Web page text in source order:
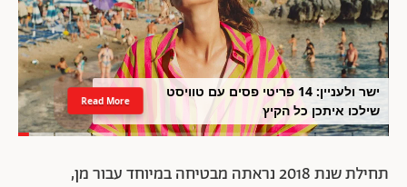
ישר ולעניין: 14 פריטי פסים עם טוויסט
שילכו איתכן כל הקיץ
Read More
תחילת שנת 2018 נראתה מבטיחה במיוחד עבור מן,